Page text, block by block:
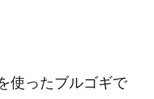
使ったブルゴギで